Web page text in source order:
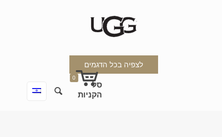
לצפיה בכל הדגמים
0